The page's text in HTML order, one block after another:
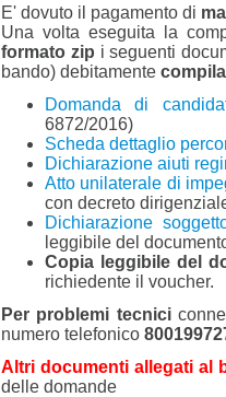
E' dovuto il pagamento di
Una volta eseguita la
formato zip i seguenti
bando) debitamente
Domanda di
6872/2016)
Scheda dettaglio
Dichiarazione aiuti
Atto unilaterale di
con decreto
Dichiarazione
leggibile del
Copia leggibile del
richiedente il voucher.
Per problemi tecnici
numero telefonico
Altri documenti allegati al
delle domande